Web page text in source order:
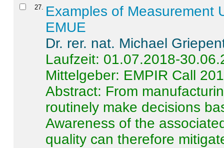
27. Examples of Measurement
EMUE
Dr. rer. nat. Michael
Laufzeit: 01.07.2018-
Mittelgeber: EMPIR Call
Abstract: From
routinely make decisions
Awareness of the
quality can therefore